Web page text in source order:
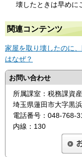
壊したときは早めに
関連コンテンツ
家屋を取り壊したのに
はなぜ？
お問い合わせ
所属課室：税務課資
埼玉県蓮田市大字黒
電話番号：048-768-
内線：130